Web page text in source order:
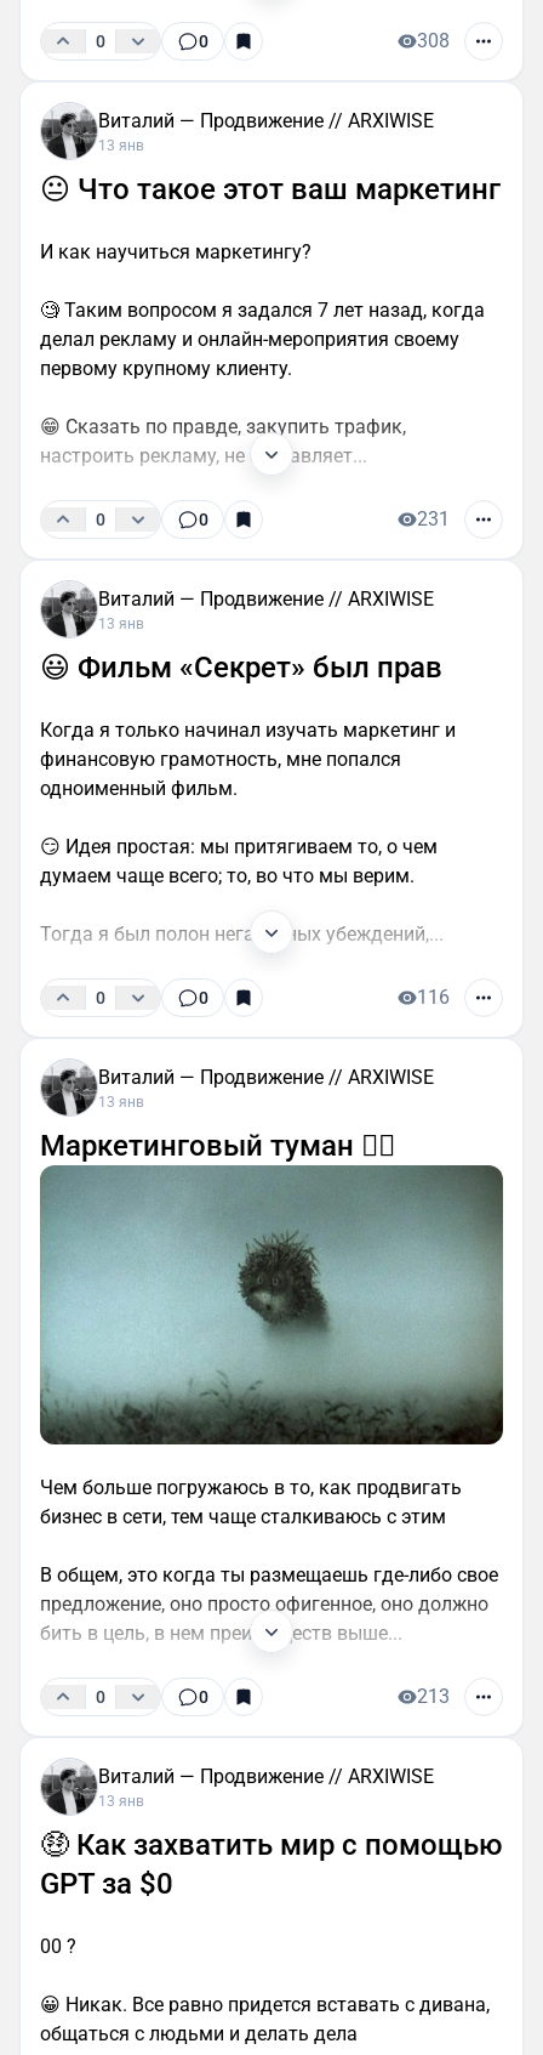
0 0 308
Виталий — Продвижение // ARXIWISE
13 янв
😐 Что такое этот ваш маркетинг
И как научиться маркетингу?
🧐 Таким вопросом я задался 7 лет назад, когда
делал рекламу и онлайн-мероприятия своему
первому крупному клиенту.
😁 Сказать по правде, закупить трафик,
настроить рекламу, не составляет...
0 0 231
Виталий — Продвижение // ARXIWISE
13 янв
😃 Фильм «Секрет» был прав
Когда я только начинал изучать маркетинг и
финансовую грамотность, мне попался
одноименный фильм.
😏 Идея простая: мы притягиваем то, о чем
думаем чаще всего; то, во что мы верим.
Тогда я был полон негативных убеждений,...
0 0 116
Виталий — Продвижение // ARXIWISE
13 янв
Маркетинговый туман 😶‍🌫️
Чем больше погружаюсь в то, как продвигать
бизнес в сети, тем чаще сталкиваюсь с этим
В общем, это когда ты размещаешь где-либо свое
предложение, оно просто офигенное, оно должно
бить в цель, в нем преимуществ выше...
0 0 213
Виталий — Продвижение // ARXIWISE
13 янв
🤑 Как захватить мир с помощью
GPT за $0
00 ?
😀 Никак. Все равно придется вставать с дивана,
общаться с людьми и делать дела